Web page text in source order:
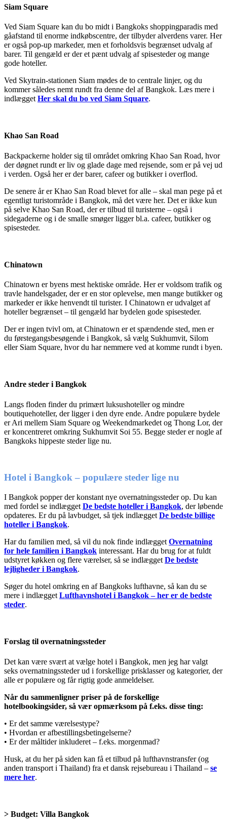
Siam Square
Ved Siam Square kan du bo midt i Bangkoks shoppingparadis med
gåafstand til enorme indkøbscentre, der tilbyder alverdens varer. Her
er også pop-up markeder, men et forholdsvis begrænset udvalg af
barer. Til gengæld er der et pænt udvalg af spisesteder og mange
gode hoteller.
Ved Skytrain-stationen Siam mødes de to centrale linjer, og du
kommer således nemt rundt fra denne del af Bangkok. Læs mere i
indlægget Her skal du bo ved Siam Square.
Khao San Road
Backpackerne holder sig til området omkring Khao San Road, hvor
der døgnet rundt er liv og glade dage med rejsende, som er på vej ud
i verden. Også her er der barer, cafeer og butikker i overflod.
De senere år er Khao San Road blevet for alle – skal man pege på et
egentligt turistområde i Bangkok, må det være her. Det er ikke kun
på selve Khao San Road, der er tilbud til turisterne – også i
sidegaderne og i de smalle smøger ligger bl.a. cafeer, butikker og
spisesteder.
Chinatown
Chinatown er byens mest hektiske område. Her er voldsom trafik og
travle handelsgader, der er en stor oplevelse, men mange butikker og
markeder er ikke henvendt til turister. I Chinatown er udvalget af
hoteller begrænset – til gengæld har bydelen gode spisesteder.
Der er ingen tvivl om, at Chinatown er et spændende sted, men er
du førstegangsbesøgende i Bangkok, så vælg Sukhumvit, Silom
eller Siam Square, hvor du har nemmere ved at komme rundt i byen.
Andre steder i Bangkok
Langs floden finder du primært luksushoteller og mindre
boutiquehoteller, der ligger i den dyre ende. Andre populære bydele
er Ari mellem Siam Square og Weekendmarkedet og Thong Lor, der
er koncentreret omkring Sukhumvit Soi 55. Begge steder er nogle af
Bangkoks hippeste steder lige nu.
Hotel i Bangkok – populære steder lige nu
I Bangkok popper der konstant nye overnatningssteder op. Du kan
med fordel se indlægget De bedste hoteller i Bangkok, der løbende
opdateres. Er du på lavbudget, så tjek indlægget De bedste billige
hoteller i Bangkok.
Har du familien med, så vil du nok finde indlægget Overnatning
for hele familien i Bangkok interessant. Har du brug for at fuldt
udstyret køkken og flere værelser, så se indlægget De bedste
lejligheder i Bangkok.
Søger du hotel omkring en af Bangkoks lufthavne, så kan du se
mere i indlægget Lufthavnshotel i Bangkok – her er de bedste
steder.
Forslag til overnatningssteder
Det kan være svært at vælge hotel i Bangkok, men jeg har valgt
seks overnatningssteder ud i forskellige prisklasser og kategorier, der
alle er populære og får rigtig gode anmeldelser.
Når du sammenligner priser på de forskellige
hotelbookingsider, så vær opmærksom på f.eks. disse ting:
• Er det samme værelsestype?
• Hvordan er afbestillingsbetingelserne?
• Er der måltider inkluderet – f.eks. morgenmad?
Husk, at du her på siden kan få et tilbud på lufthavnstransfer (og
anden transport i Thailand) fra et dansk rejsebureau i Thailand – se
mere her.
> Budget: Villa Bangkok